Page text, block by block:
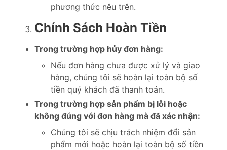
phương thức nêu trên.
Chính Sách Hoàn Tiền
Trong trường hợp hủy đơn hàng:
Nếu đơn hàng chưa được xử lý và giao
hàng, chúng tôi sẽ hoàn lại toàn bộ số
tiền quý khách đã thanh toán.
Trong trường hợp sản phẩm bị lỗi hoặc
không đúng với đơn hàng mà đã xác nhận:
Chúng tôi sẽ chịu trách nhiệm đổi sản
phẩm mới hoặc hoàn lại toàn bộ số tiền